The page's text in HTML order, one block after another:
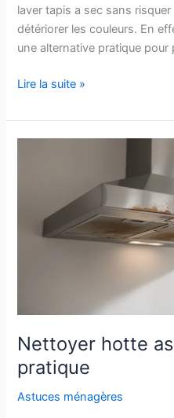
laver tapis a sec sans
détériorer les couleurs. En
une alternative pratique pour
Laver
a
sec
efficace
Lire la suite »
Nettoyer hotte
pratique
Astuces ménagères